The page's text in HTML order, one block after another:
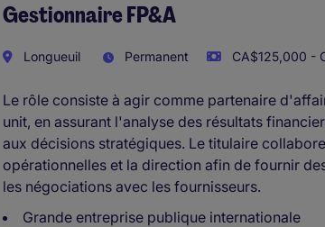
Gestionnaire FP&A
Longueuil Permanent CA$125,000 -
Le rôle consiste à agir comme partenaire
unit, en assurant l'analyse des résultats
aux décisions stratégiques. Le titulaire
opérationnelles et la direction afin de fournir
les négociations avec les fournisseurs.
Grande entreprise publique internationale